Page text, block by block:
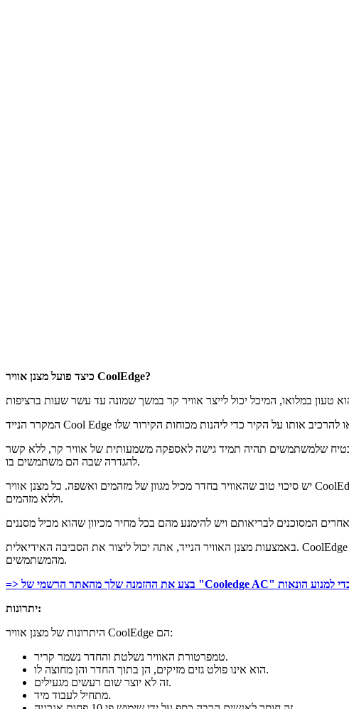
כיצד פועל מצנן אוויר CoolEdge?
שלמשתמשים תהיה תמיד גישה לאספקה ​​משמעותית של אוויר קר, ללא קשר
להגדרה שבה הם משתמשים בו.
יש סיכוי טוב שהאוויר בחדר מכיל מגוון של מזהמים ואשפה. כל מצנן אוויר CoolEdge מגיע עם סט מסנני אוויר כדי לעזור ללכוד לכלוך וחלקיקי אבק. במידת הצורך, ניתן לבטל מסננים אלה. האוויר שמנשף מצנן האוויר יהיה לח
וללא מזהמים.
באמצעות מצנן האוויר הנייד, אתה יכול ליצור את הסביבה האידיאלית. CoolEdge מגיע עם מערכת תאורת LED המאפשרת לשנות את מצב הרוח בחדר בהתאם לשעה ביום. ה-LCD שכבר כלול בצידנית הוא כל מה שנדרש
מהמשתמשים.
יתרונות:
היתרונות של מצנן אוויר CoolEdge הם:
טמפרטורת האוויר נשלטת והחדר נשמר קריר.
הוא אינו פולט גזים מזיקים, הן בתוך החדר והן מחוצה לו.
זה לא יוצר שום רעשים מגעילים.
מתחיל לעבוד מיד.